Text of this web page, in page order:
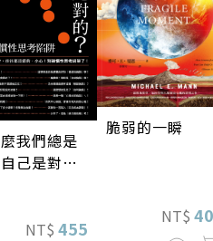
我們總是
己是對
NT$ 455
脆弱的一瞬
NT$